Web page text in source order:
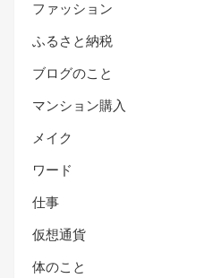
ファッション
ふるさと納税
ブログのこと
マンション購入
メイク
ワード
仕事
仮想通貨
体のこと